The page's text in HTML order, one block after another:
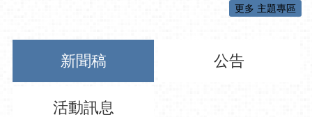
更多 主題專區
新聞稿 公告
活動訊息